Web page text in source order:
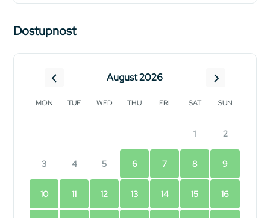
Dostupnost
August 2026
MON TUE WED THU FRI SAT SUN
1 2
3 4 5 6 7 8 9
10 11 12 13 14 15 16